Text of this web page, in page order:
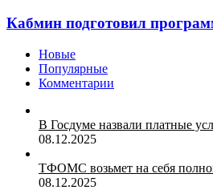
Кабмин подготовил
Новые
Популярные
Комментарии
В Госдуме назвали платные
08.12.2025
ТФОМС возьмет на себя
08.12.2025